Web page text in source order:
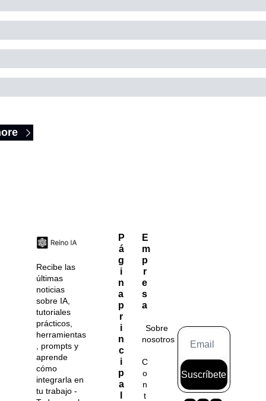
Recibe las
últimas
noticias
sobre IA,
tutoriales
prácticos,
herramientas
, prompts y
aprende
cómo
integrarla en
tu trabajo -
P
á
g
i
n
a
p
r
i
n
c
i
p
a
E
m
p
r
e
s
a
Sobre
nosotros
C
o
n
t
Suscríbete